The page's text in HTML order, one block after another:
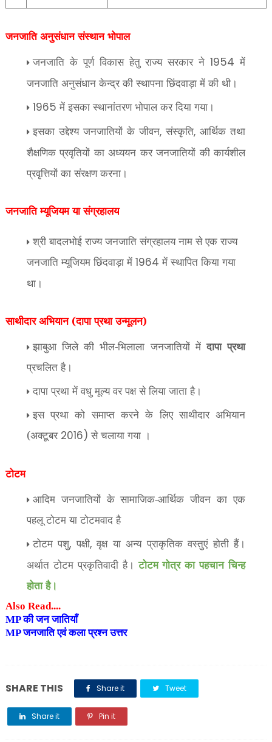
जनजाति अनुसंधान संस्थान भोपाल
जनजाति के पूर्ण विकास हेतु राज्य सरकार ने1954 में
जनजाति अनुसंधान केन्द्र की स्थापना छिंदवाड़ा में की थी।
1965 में इसका स्थानांतरण भोपाल कर दिया गया।
इसका उद्देश्य जनजातियों के जीवन,संस्कृति,आर्थिक तथा
शैक्षणिक प्रवृतियों का अध्ययन कर जनजातियों की कार्यशील
प्रवृत्तियों का संरक्षण करना।
जनजाति म्यूजियम या संग्रहालय
श्री बादलभोई राज्य जनजाति संग्रहालय नाम से एक राज्य
जनजाति म्यूजियम छिंदवाड़ा में 1964 में स्थापित किया गया
था।
साथीदार अभियान (दापा प्रथा उन्मूलन)
झाबुआ जिले की भील-भिलाला जनजातियों मेंदापा प्रथा
प्रचलित है।
दापा प्रथा में वधु मूल्य वर पक्ष से लिया जाता है।
इस प्रथा को समाप्त करने के लिए साथीदार अभियान
(अक्टूबर 2016) से चलाया गया ।
टोटम
आदिम जनजातियों के सामाजिक-आर्थिक जीवन का एक
पहलू टोटम या टोटमवाद है
टोटम पशु, पक्षी,वृक्ष या अन्य प्राकृतिक वस्तुएं होती हैं।
अर्थात टोटम प्रकृतिवादी है।टोटम गोत्र का पहचान चिन्ह
होता है।
Also Read....
MP की जन जातियाँ
MP जनजाति एवं कला प्रश्न उत्तर
SHARE THIS Share it Tweet
Share it Pin it